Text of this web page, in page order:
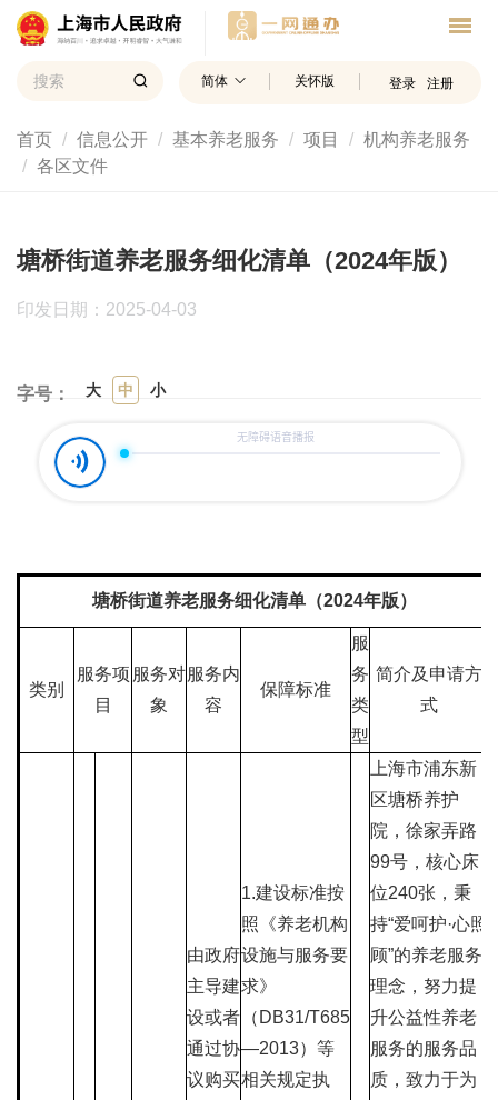
简体 关怀版 登录 注册
首页 信息公开 基本养老服务 项目
机构养老服务
各区文件
塘桥街道养老服务细化清单（2024年版）
印发日期：2025-04-03
字号： 大 中 小
塘桥街道养老服务细化清单（2024年版）
类别
服务项
目
服务对
象
服务内
容
保障标准
服
务
类
型
简介及申请方
式
由政府
主导建
设或者
通过协
议购买
1.建设标准按
照《养老机构
设施与服务要
求》
（DB31/T685
—2013）等
相关规定执
上海市浦东新
区塘桥养护
院，徐家弄路
99号，核心床
位240张，秉
持“爱呵护·心照
顾”的养老服务
理念，努力提
升公益性养老
服务的服务品
质，致力于为